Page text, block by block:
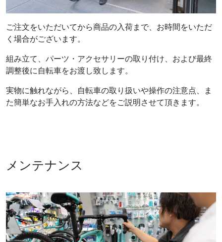
ご注文をいただいてから商品の入荷まで、お時間をいただ
く場合がございます。
組み立て、パーツ・アクセサリーの取り付け、および最終
調整後に自転車をお渡し致します。
実物に触れながら、自転車の取り扱いや操作の注意点、ま
た簡単なお手入れの方法などをご説明させて頂きます。
メンテナンス